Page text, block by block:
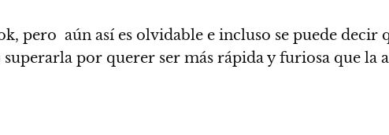
pero aún así es olvidable e incluso se puede decir
por querer ser más rápida y furiosa que la